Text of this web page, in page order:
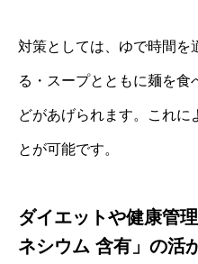
対策としては、ゆで時間を
る・スープとともに麺を食
どがあげられます。これに
とが可能です。
ダイエットや健康管
ネシウム 含有」の活